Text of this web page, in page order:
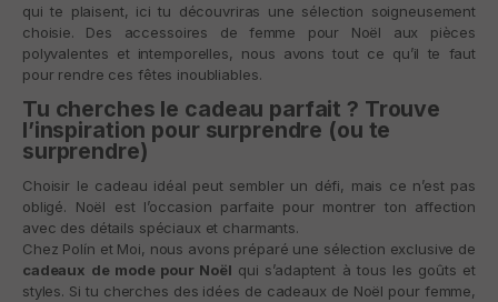
qui te plaisent, ici tu découvriras une sélection soigneusement
choisie. Des accessoires de femme pour Noël aux pièces
polyvalentes et intemporelles, nous avons tout ce qu’il te faut
pour rendre ces fêtes inoubliables.
Tu cherches le cadeau parfait ? Trouve
l’inspiration pour surprendre (ou te
surprendre)
Choisir le cadeau idéal peut sembler un défi, mais ce n’est pas
obligé. Noël est l’occasion parfaite pour montrer ton affection
avec des détails spéciaux et charmants.
Chez Polín et Moi, nous avons préparé une sélection exclusive de
cadeaux de mode pour Noël qui s’adaptent à tous les goûts et
styles. Si tu cherches des idées de cadeaux de Noël pour femme,